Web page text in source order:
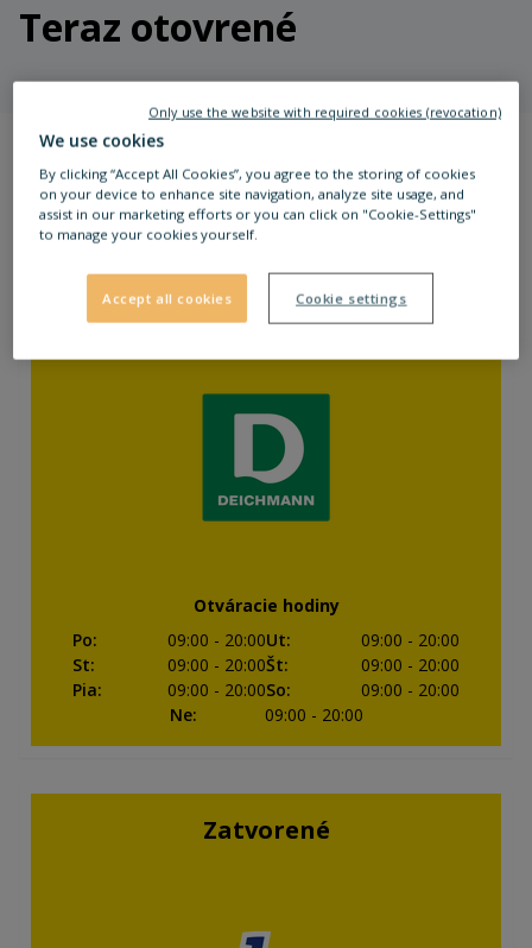
Teraz otovrené
VIAC INFORMÁCIÍ
Zatvorené
Otváracie hodiny
Po: 09:00 - 20:00Ut: 09:00 - 20:00
St: 09:00 - 20:00Št: 09:00 - 20:00
Pia: 09:00 - 20:00So: 09:00 - 20:00
Ne: 09:00 - 20:00
Zatvorené
We use cookies
By clicking “Accept All Cookies”, you agree to the storing of cookies
on your device to enhance site navigation, analyze site usage, and
assist in our marketing efforts or you can click on "Cookie-Settings"
to manage your cookies yourself.
Accept all cookies Cookie settings
Only use the website with required cookies (revocation)